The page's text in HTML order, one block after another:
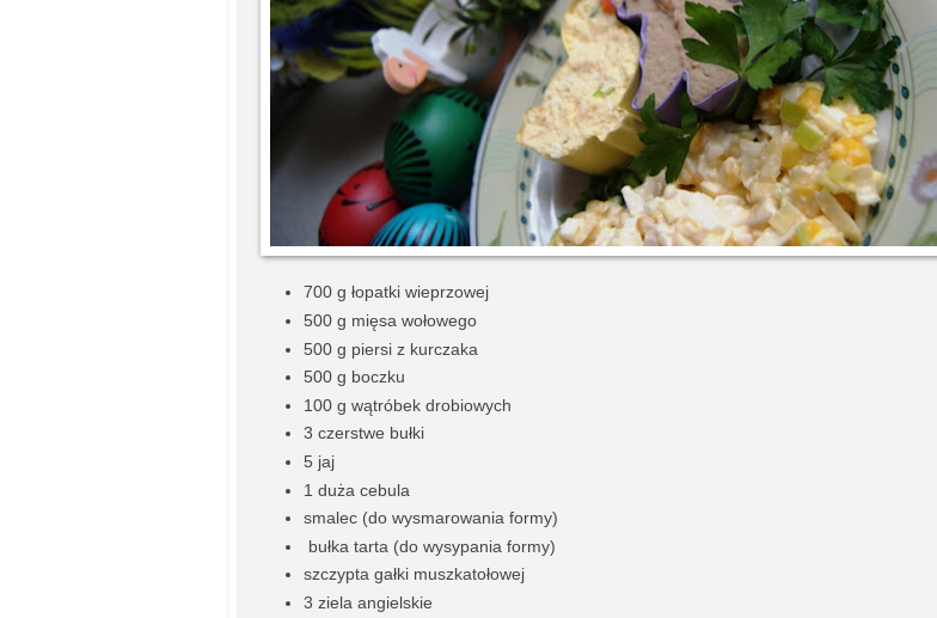
700 g łopatki wieprzowej
500 g mięsa wołowego
500 g piersi z kurczaka
500 g boczku
100 g wątróbek drobiowych
3 czerstwe bułki
5 jaj
1 duża cebula
smalec (do wysmarowania formy)
bułka tarta (do wysypania formy)
szczypta gałki muszkatołowej
3 ziela angielskie